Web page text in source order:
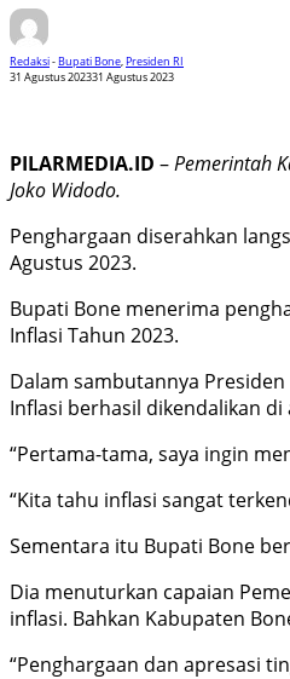
Redaksi-Bupati Bone,Presiden RI
31 Agustus 202331 Agustus 2023
PILARMEDIA.ID –Pemerintah
Joko Widodo.
Penghargaan diserahkan
Agustus 2023.
Bupati Bone menerima
Inflasi Tahun 2023.
Dalam sambutannya
Inflasi berhasil dikendalikan di
“Pertama-tama, saya ingin
“Kita tahu inflasi sangat
Sementara itu Bupati Bone
Dia menuturkan capaian
inflasi. Bahkan Kabupaten
“Penghargaan dan apresasi